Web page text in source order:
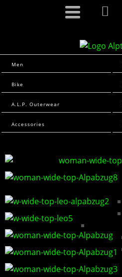
Men
Bike
A.L.P. Outerwear
Accessories